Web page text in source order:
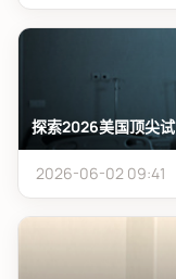
探索2026美国顶尖
2026-06-02 09:41